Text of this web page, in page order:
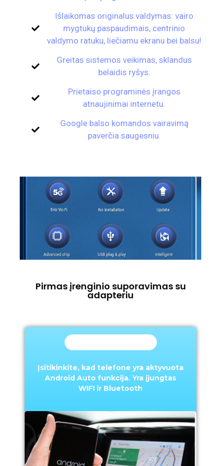
Išlaikomas originalus valdymas: vairo
mygtukų paspaudimais, centrinio
valdymo ratuku, liečiamu ekranu bei balsu!
Greitas sistemos veikimas, sklandus
belaidis ryšys.
Prietaiso programinės įrangos
atnaujinimai internetu.
Google balso komandos vairavimą
paverčia saugesniu.
Pirmas įrenginio suporavimas su
adapteriu
Įsitikinkite, kad telefone yra aktyvuota
Android Auto funkcija. Yra įjungtas
WIFI ir Bluetooth